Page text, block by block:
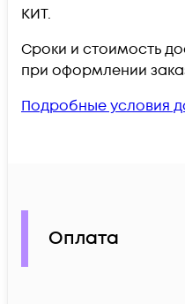
КИТ.
Сроки и стоимость
при оформлении
Подробные условия
Оплата